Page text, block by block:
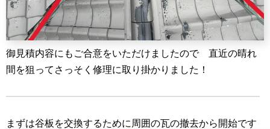
御見積内容にもご合意をいただけましたので 直近の晴れ
間を狙ってさっそく修理に取り掛かりました！
まずは谷板を交換するために周囲の瓦の撤去から開始です